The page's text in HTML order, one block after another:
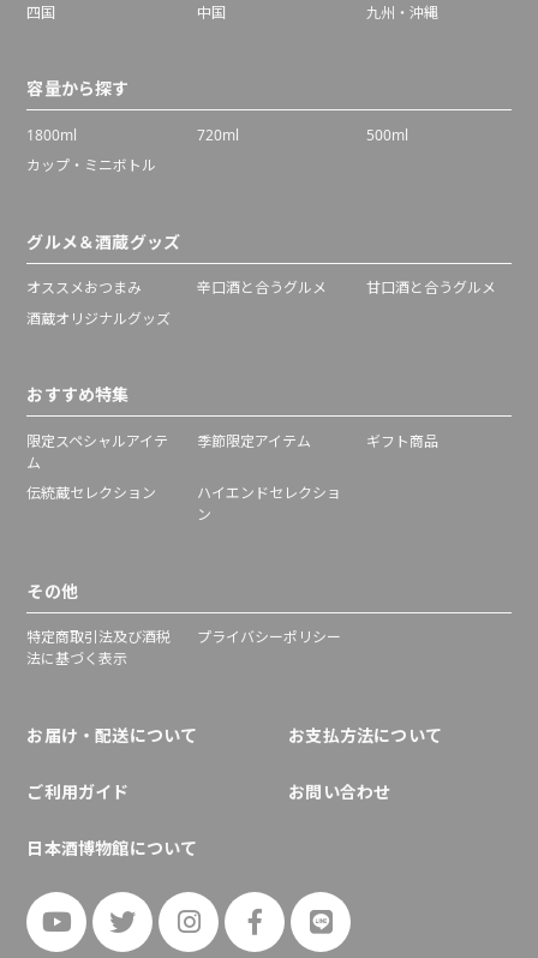
四国
中国 九州・沖縄
容量から探す
1800ml 720ml
500ml
カップ・ミニボトル
グルメ＆酒蔵グッズ
オススメおつまみ 辛口酒と合うグルメ
甘口酒と合うグルメ
酒蔵オリジナルグッズ
おすすめ特集
限定スペシャルアイテ
ム
季節限定アイテム ギフト商品
伝統蔵セレクション
ハイエンドセレクショ
ン
その他
特定商取引法及び酒税
法に基づく表示
プライバシーポリシー
お届け・配送について お支払方法について
ご利用ガイド お問い合わせ
日本酒博物館について